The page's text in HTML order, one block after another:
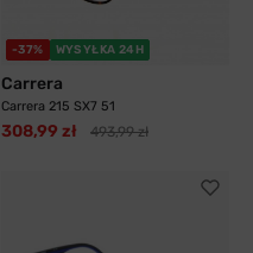
-37% WYSYŁKA 24H
Carrera
Carrera 215 SX7 51
308,99 zł 493,99 zł